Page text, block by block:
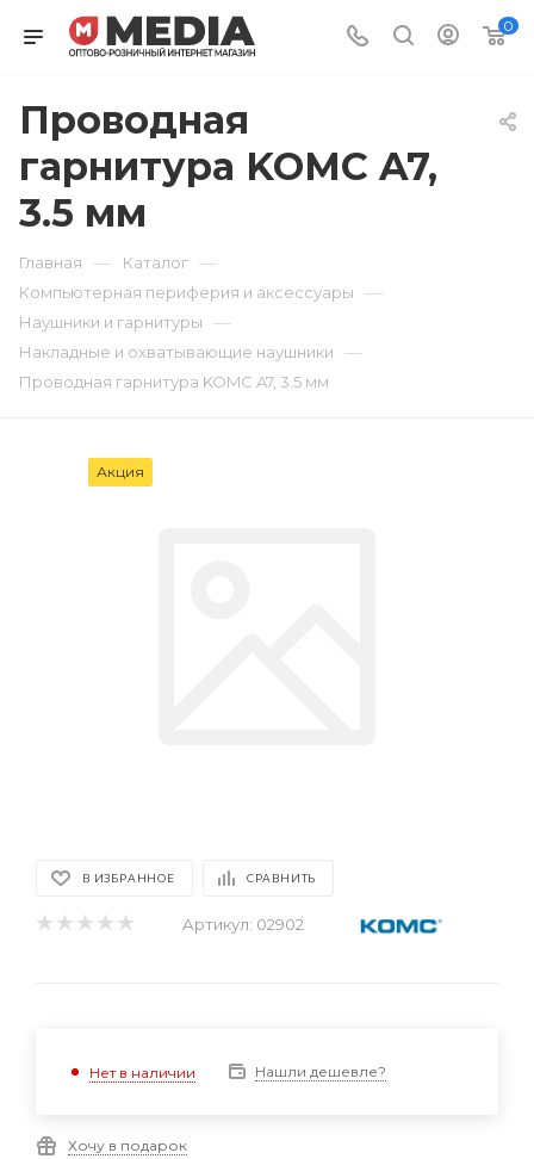
0
Проводная
гарнитура KOMC A7,
3.5 мм
Главная — Каталог —
Компьютерная периферия и аксессуары —
Наушники и гарнитуры —
Накладные и охватывающие наушники —
Проводная гарнитура KOMC A7, 3.5 мм
Акция
В ИЗБРАННОЕ СРАВНИТЬ
Артикул: 02902
Нет в наличии Нашли дешевле?
Хочу в подарок